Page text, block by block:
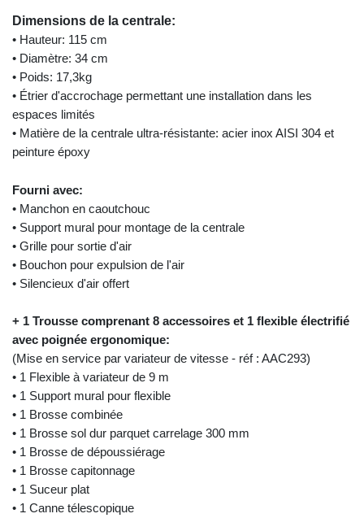
Dimensions de la centrale:
• Hauteur: 115 cm
• Diamètre: 34 cm
• Poids: 17,3kg
• Étrier d'accrochage permettant une installation dans les
espaces limités
• Matière de la centrale ultra-résistante: acier inox AISI 304 et
peinture époxy
Fourni avec:
• Manchon en caoutchouc
• Support mural pour montage de la centrale
• Grille pour sortie d'air
• Bouchon pour expulsion de l'air
• Silencieux d'air offert
+ 1 Trousse comprenant 8 accessoires et 1 flexible électrifié
avec poignée ergonomique:
(Mise en service par variateur de vitesse - réf : AAC293)
• 1 Flexible à variateur de 9 m
• 1 Support mural pour flexible
• 1 Brosse combinée
• 1 Brosse sol dur parquet carrelage 300 mm
• 1 Brosse de dépoussiérage
• 1 Brosse capitonnage
• 1 Suceur plat
• 1 Canne télescopique